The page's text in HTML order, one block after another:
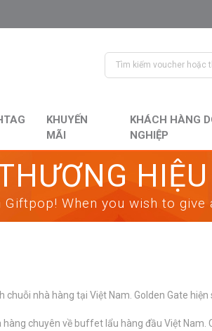
KHUYẾN
MÃI
KHÁCH HÀNG
NGHIỆP
HIỆU
Giftpop! When you wish to
nhà hàng tại Việt Nam. Golden Gate
chuyên về buffet lẩu hàng đầu Việt